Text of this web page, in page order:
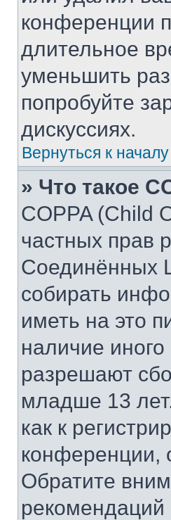
конференции
длительное
уменьшить
попробуйте
дискуссиях.
Вернуться к началу
» Что такое
COPPA (Child
частных прав
Соединённых
собирать
иметь на это
наличие
разрешают
младше 13
как к
конференции,
Обратите